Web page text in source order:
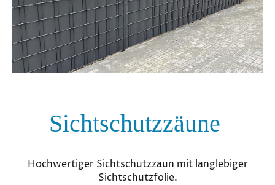
Sichtschutzzäune
Hochwertiger Sichtschutzzaun mit langlebiger
Sichtschutzfolie.